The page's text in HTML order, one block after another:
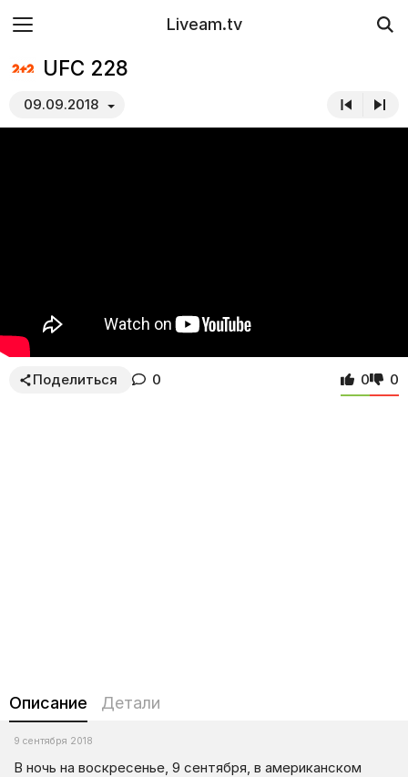
Liveam.tv
UFC 228
09.09.2018
Поделиться 0 0 0
Описание Детали
9 сентября 2018
В ночь на воскресенье, 9 сентября, в американском